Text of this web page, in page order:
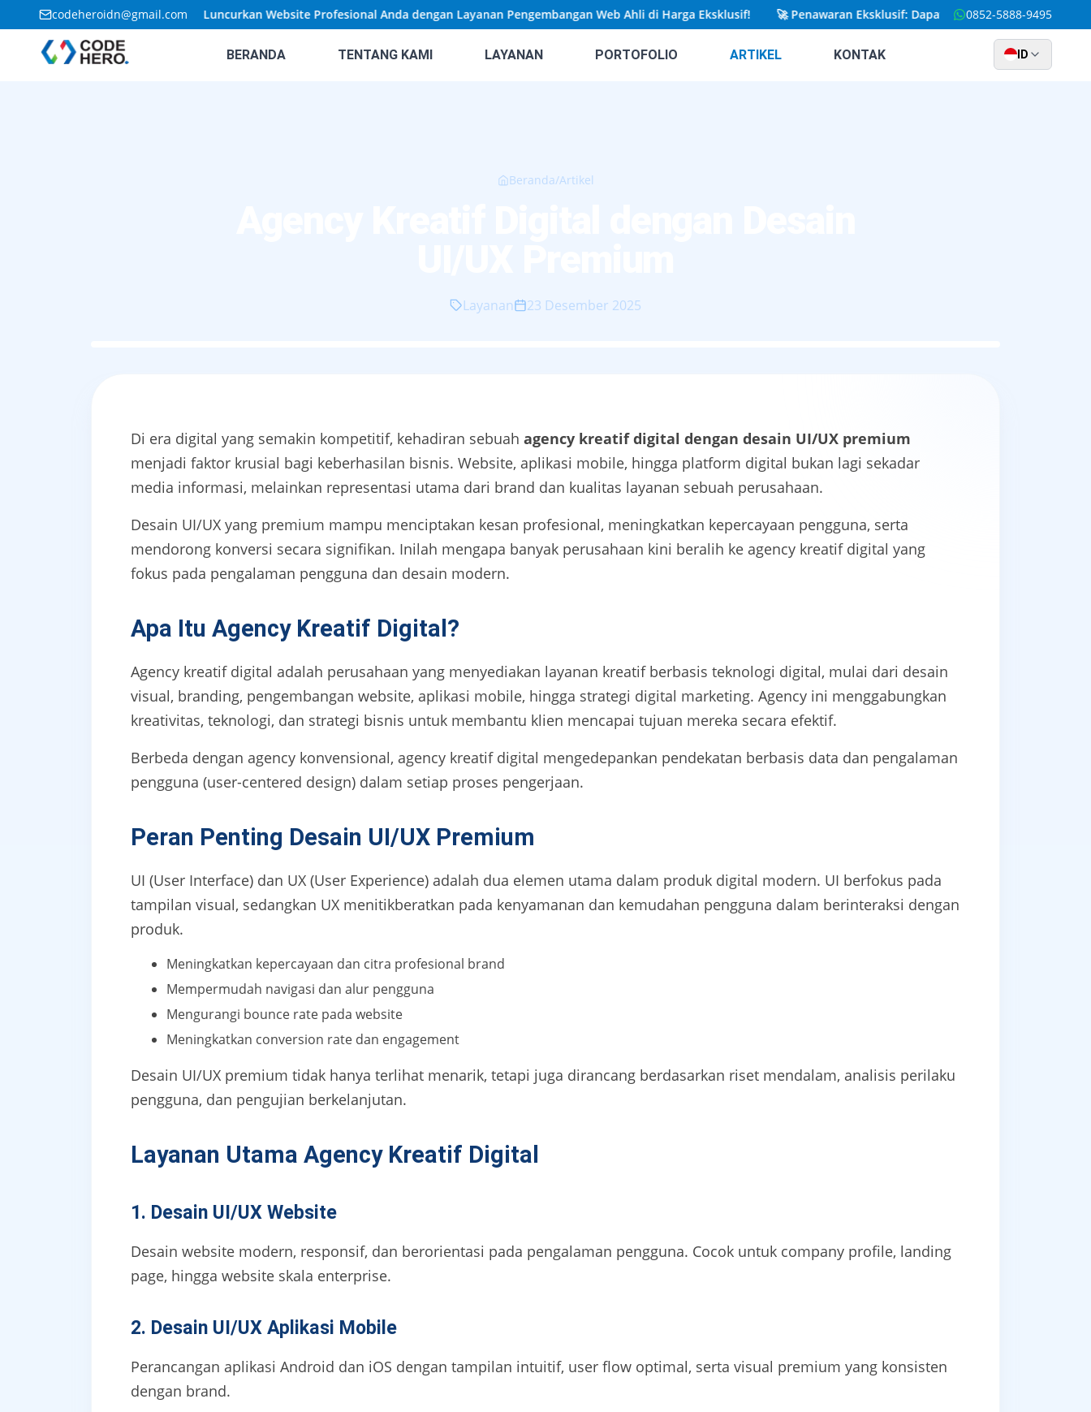
codeheroidn@gmail.com
🚀Penawaran Terbatas: Luncurkan Website Profesional Anda dengan Layanan Pengembangan Web Ahli di Harga Eksklusif! 🚀 Penawaran Eksklusif: Dapatkan Website Kustom yang
0852-5888-9495
BERANDA TENTANG KAMI LAYANAN PORTOFOLIO ARTIKEL KONTAK ID
Beranda/Artikel
Layanan 23 Desember 2025
Di era digital yang semakin kompetitif, kehadiran sebuah agency kreatif digital dengan desain UI/UX premium
menjadi faktor krusial bagi keberhasilan bisnis. Website, aplikasi mobile, hingga platform digital bukan lagi sekadar
media informasi, melainkan representasi utama dari brand dan kualitas layanan sebuah perusahaan.
Desain UI/UX yang premium mampu menciptakan kesan profesional, meningkatkan kepercayaan pengguna, serta
mendorong konversi secara signifikan. Inilah mengapa banyak perusahaan kini beralih ke agency kreatif digital yang
fokus pada pengalaman pengguna dan desain modern.
Apa Itu Agency Kreatif Digital?
Agency kreatif digital adalah perusahaan yang menyediakan layanan kreatif berbasis teknologi digital, mulai dari desain
visual, branding, pengembangan website, aplikasi mobile, hingga strategi digital marketing. Agency ini menggabungkan
kreativitas, teknologi, dan strategi bisnis untuk membantu klien mencapai tujuan mereka secara efektif.
Berbeda dengan agency konvensional, agency kreatif digital mengedepankan pendekatan berbasis data dan pengalaman
pengguna (user-centered design) dalam setiap proses pengerjaan.
Peran Penting Desain UI/UX Premium
UI (User Interface) dan UX (User Experience) adalah dua elemen utama dalam produk digital modern. UI berfokus pada
tampilan visual, sedangkan UX menitikberatkan pada kenyamanan dan kemudahan pengguna dalam berinteraksi dengan
produk.
Meningkatkan kepercayaan dan citra profesional brand
Mempermudah navigasi dan alur pengguna
Mengurangi bounce rate pada website
Meningkatkan conversion rate dan engagement
Desain UI/UX premium tidak hanya terlihat menarik, tetapi juga dirancang berdasarkan riset mendalam, analisis perilaku
pengguna, dan pengujian berkelanjutan.
Layanan Utama Agency Kreatif Digital
1. Desain UI/UX Website
Desain website modern, responsif, dan berorientasi pada pengalaman pengguna. Cocok untuk company profile, landing
page, hingga website skala enterprise.
2. Desain UI/UX Aplikasi Mobile
Perancangan aplikasi Android dan iOS dengan tampilan intuitif, user flow optimal, serta visual premium yang konsisten
dengan brand.